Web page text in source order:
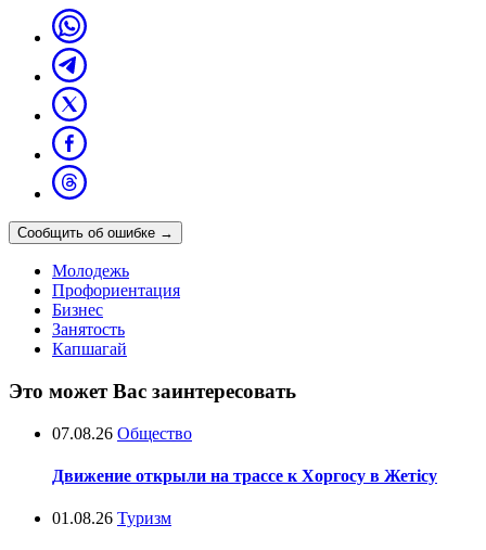
Сообщить об ошибке →
Молодежь
Профориентация
Бизнес
Занятость
Капшагай
Это может Вас заинтересовать
07.08.26 Общество
Движение открыли на трассе к Хоргосу в Жетісу
01.08.26 Туризм